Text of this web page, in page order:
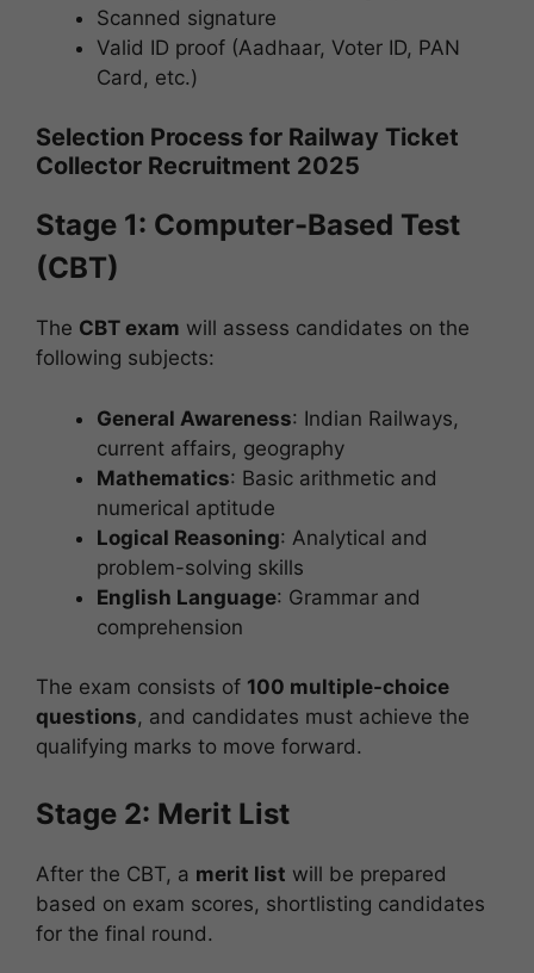
Scanned signature
Valid ID proof (Aadhaar, Voter ID, PAN
Card, etc.)
Selection Process for Railway Ticket
Collector Recruitment 2025
Stage 1: Computer-Based Test
(CBT)
The CBT exam will assess candidates on the
following subjects:
General Awareness: Indian Railways,
current affairs, geography
Mathematics: Basic arithmetic and
numerical aptitude
Logical Reasoning: Analytical and
problem-solving skills
English Language: Grammar and
comprehension
The exam consists of 100 multiple-choice
questions, and candidates must achieve the
qualifying marks to move forward.
Stage 2: Merit List
After the CBT, a merit list will be prepared
based on exam scores, shortlisting candidates
for the final round.